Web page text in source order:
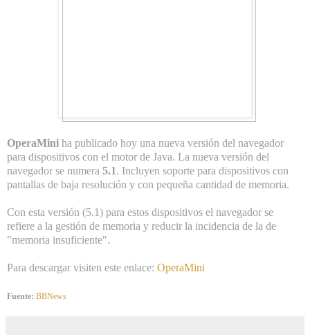
OperaMini ha publicado hoy una nueva versión del navegador
para dispositivos con el motor de Java. La nueva versión del
navegador se numera 5.1. Incluyen soporte para dispositivos con
pantallas de baja resolución y con pequeña cantidad de memoria.
Con esta versión (5.1) para estos dispositivos el navegador se
refiere a la gestión de memoria y reducir la incidencia de la de
"memoria insuficiente".
Para descargar visiten este enlace: OperaMini
Fuente: BBNews